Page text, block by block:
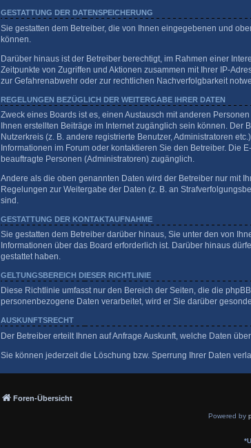
GESTATTUNG DER DATENSPEICHERUNG
Sie gestatten dem Betreiber, die von Ihnen eingegebenen und
können.
Darüber hinaus ist der Betreiber berechtigt, im Rahmen einer
Zeitpunkte von Zugriffen und Aktionen zusammen mit Ihrer IP-
zur Gefahrenabwehr oder zur rechtlichen Nachverfolgbarkeit
REGELUNGEN BEZÜGLICH DER WEITERGABE IHRER DATEN
Zweck eines Boards ist es, einen Austausch mit anderen
Ihnen erstellten Beiträge im Internet zugänglich sein können.
Nutzerkreis (z. B. andere registrierte Benutzer, Administratoren
Informationen im Forum oder kontaktieren Sie den Betreiber. Die
beauftragte Personen (Administratoren) zugänglich.
Andere als die oben genannten Daten wird der Betreiber nur mit
Regelungen zur Weitergabe der Daten (z. B. an
sind.
GESTATTUNG DER KONTAKTAUFNAHME
Sie gestatten dem Betreiber darüber hinaus, Sie unter den von
Informationen über das Board erforderlich ist. Darüber hinaus
gestattet haben.
GELTUNGSBEREICH DIESER RICHTLINIE
Diese Richtlinie umfasst nur den Bereich der Seiten, die die
personenbezogene Daten verarbeitet, wird er Sie darüber
AUSKUNFTSRECHT
Der Betreiber erteilt Ihnen auf Anfrage Auskunft, welche Daten
Sie können jederzeit die Löschung bzw. Sperrung Ihrer Daten
Foren-Übersicht
Powered by
*